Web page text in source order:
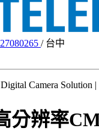
/ 台中
Camera Solution
分辨率